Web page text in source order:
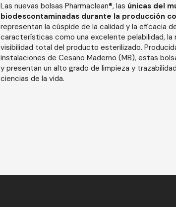
Las nuevas bolsas Pharmaclean®, las únicas del
biodescontaminadas durante la producción
representan la cúspide de la calidad y la eficacia
características como una excelente pelabilidad,
visibilidad total del producto esterilizado.
instalaciones de Cesano Maderno (MB), estas
y presentan un alto grado de limpieza y
ciencias de la vida.